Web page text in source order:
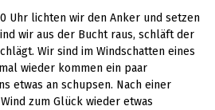
Uhr lichten wir den Anker und setzen
wir aus der Bucht raus, schläft der
Wir sind im Windschatten eines
wieder kommen ein paar
etwas an schupsen. Nach einer
zum Glück wieder etwas